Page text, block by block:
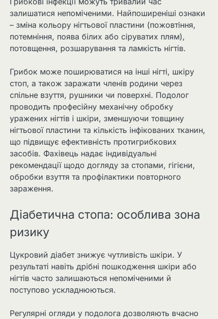
залишатися непоміченими. Найпоширеніші ознаки
– зміна кольору нігтьової пластини (пожовтіння,
потемніння, поява білих або сіруватих плям),
потовщення, розшарування та ламкість нігтів.
Грибок може поширюватися на інші нігті, шкіру
стоп, а також заражати членів родини через
спільне взуття, рушники чи поверхні. Подолог
проводить професійну механічну обробку
уражених нігтів і шкіри, зменшуючи товщину
нігтьової пластини та кількість інфікованих тканин,
що підвищує ефективність протигрибкових
засобів. Фахівець надає індивідуальні
рекомендації щодо догляду за стопами, гігієни,
обробки взуття та профілактики повторного
зараження.
Діабетична стопа: особлива зона
ризику
Цукровий діабет знижує чутливість шкіри. У
результаті навіть дрібні пошкодження шкіри або
нігтів часто залишаються непоміченими й
поступово ускладнюються.
Регулярні огляди у подолога дозволяють вчасно